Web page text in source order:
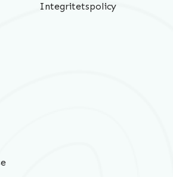
Integritetspolicy